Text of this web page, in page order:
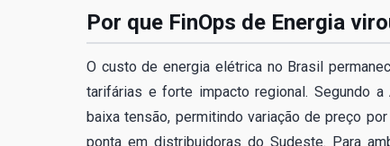
Por que FinOps de Energia
O custo de energia elétrica no Brasil
tarifárias e forte impacto regional. Segundo a
baixa tensão, permitindo variação de preço
ponta em distribuidoras do Sudeste. Para